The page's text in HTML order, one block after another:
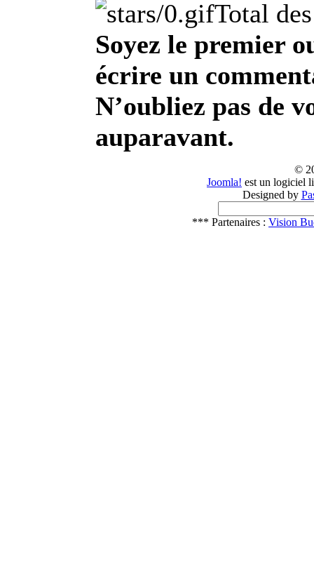
Total
Soyez le premier
écrire un
N’oubliez pas de
auparavant.
©
Joomla! est un logiciel
Designed by
*** Partenaires : Vision